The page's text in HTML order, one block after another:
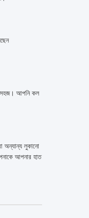
সহজ। আপনি কল
অন্যান্য লুকানো
আপনার হাত